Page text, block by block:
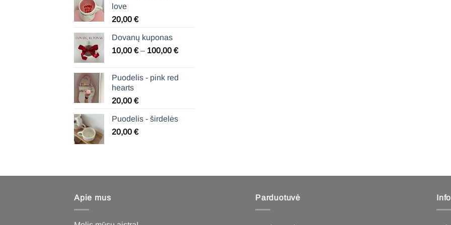
love
20,00 €
Dovanų kuponas
10,00 € – 100,00 €Price
through
Puodelis - pink red
hearts
20,00 €
Puodelis - širdelės
20,00 €
Apie mus Parduotuvė